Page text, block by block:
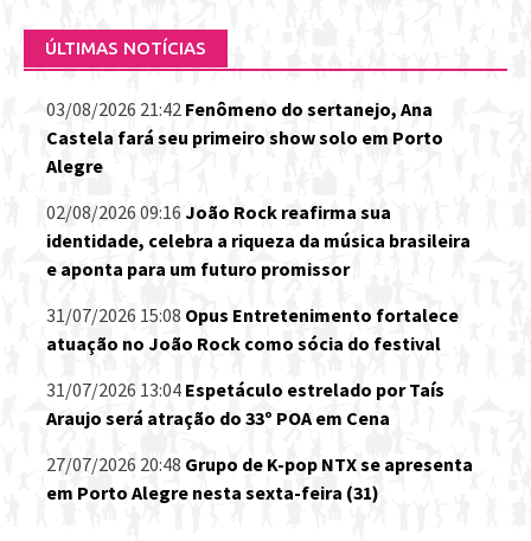
ÚLTIMAS NOTÍCIAS
03/08/2026 21:42 Fenômeno do sertanejo, Ana
Castela fará seu primeiro show solo em Porto
Alegre
02/08/2026 09:16 João Rock reafirma sua
identidade, celebra a riqueza da música brasileira
e aponta para um futuro promissor
31/07/2026 15:08 Opus Entretenimento fortalece
atuação no João Rock como sócia do festival
31/07/2026 13:04 Espetáculo estrelado por Taís
Araujo será atração do 33º POA em Cena
27/07/2026 20:48 Grupo de K-pop NTX se apresenta
em Porto Alegre nesta sexta-feira (31)